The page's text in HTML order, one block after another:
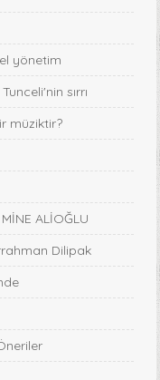
yönetim
sırrı
müziktir?
ALİOĞLU
Dilipak